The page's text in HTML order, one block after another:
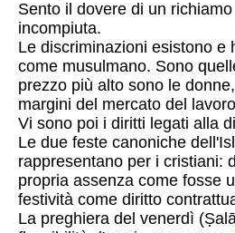
Sento il dovere di un
incompiuta.
Le discriminazioni esistono e
come musulmano. Sono
prezzo più alto sono le
margini del mercato del
Vi sono poi i diritti legati alla
Le due feste canoniche
rappresentano per i cristiani:
propria assenza come fosse
festività come diritto
La preghiera del venerdì